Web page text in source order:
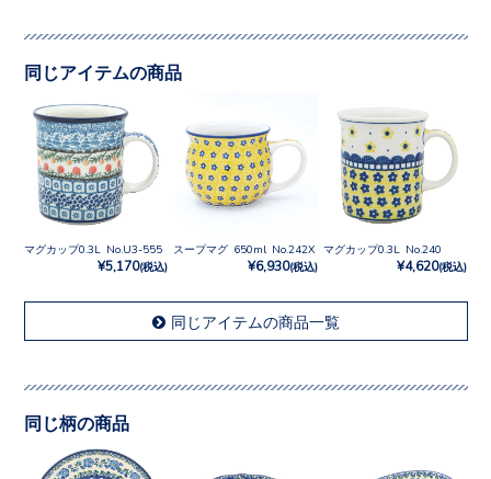
同じアイテムの商品
マグカップ0.3L No.U3-555
¥5,170(税込)
スープマグ 650ml No.242X
¥6,930(税込)
マグカップ0.3L No.240
¥4,620(税込)
同じアイテムの商品一覧
同じ柄の商品